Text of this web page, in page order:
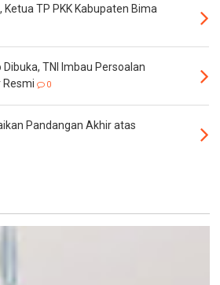
TP PKK Kabupaten Bima
Dibuka, TNI Imbau Persoalan
Resmi
0
Pandangan Akhir atas